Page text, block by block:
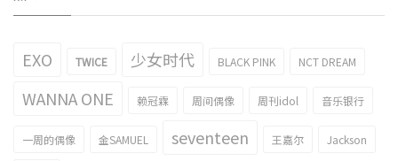
EXO TWICE 少女时代 BLACK PINK NCT DREAM
WANNA ONE 赖冠霖 周间偶像 周刊idol 音乐银行
一周的偶像 金SAMUEL seventeen 王嘉尔 Jackson